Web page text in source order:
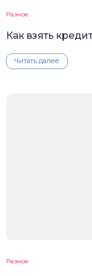
Разное
Как взять
Читать далее
Разное